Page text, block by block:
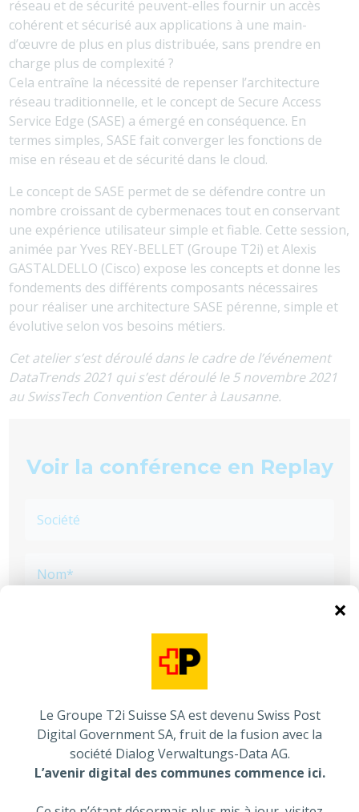
×
Le Groupe T2i Suisse SA est devenu Swiss Post
Digital Government SA, fruit de la fusion avec la
société Dialog Verwaltungs-Data AG.
L’avenir digital des communes commence ici.
réseau et de sécurité peuvent-elles fournir un accès
cohérent et sécurisé aux applications à une main-
d’œuvre de plus en plus distribuée, sans prendre en
charge plus de complexité ?
Cela entraîne la nécessité de repenser l’architecture
réseau traditionnelle, et le concept de Secure Access
Service Edge (SASE) a émergé en conséquence. En
termes simples, SASE fait converger les fonctions de
mise en réseau et de sécurité dans le cloud.
Le concept de SASE permet de se défendre contre un
nombre croissant de cybermenaces tout en conservant
une expérience utilisateur simple et fiable. Cette session,
animée par Yves REY-BELLET (Groupe T2i) et Alexis
GASTALDELLO (Cisco) expose les concepts et donne les
fondements des différents composants nécessaires
pour réaliser une architecture SASE pérenne, simple et
évolutive selon vos besoins métiers.
Cet atelier s’est déroulé dans le cadre de l’événement
DataTrends 2021 qui s’est déroulé le 5 novembre 2021
au SwissTech Convention Center à Lausanne.
Voir la conférence en Replay
En soumettant ce formulaire, vous consentez au traitement de vos données